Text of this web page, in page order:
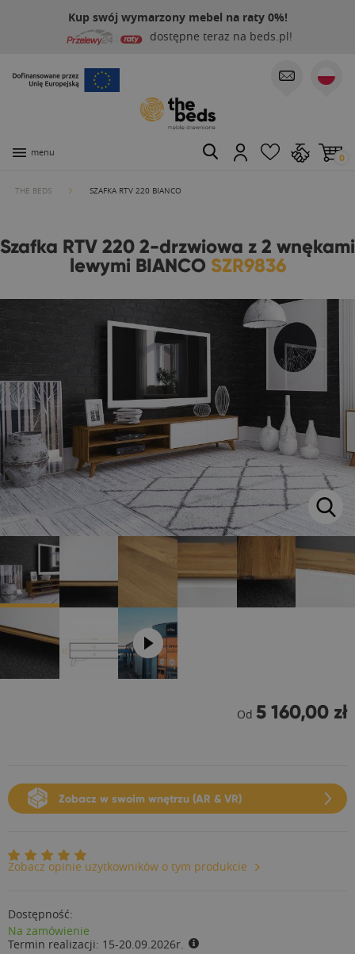
Kup swój wymarzony mebel na raty 0%!
dostępne teraz na beds.pl!
menu 0
THE BEDS SZAFKA RTV 220 BIANCO
Szafka RTV 220 2-drzwiowa z 2 wnękami
lewymi BIANCO SZR9836
Od 5 160,00 zł
Zobacz w swoim wnętrzu (AR & VR)
Zobacz opinie użytkowników o tym produkcie
Dostępność:
Na zamówienie
Termin realizacji: 15-20.09.2026r.